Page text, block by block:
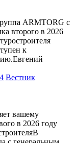
ARMTORG с
второго в 2026
к
Вестник
вашему
в 2026 году